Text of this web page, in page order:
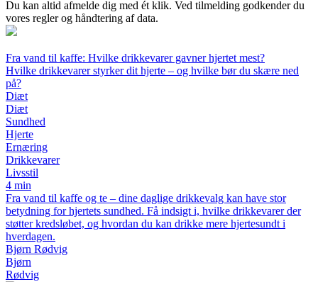
Du kan altid afmelde dig med ét klik. Ved tilmelding godkender du
vores regler og håndtering af data.
Fra vand til kaffe: Hvilke drikkevarer gavner hjertet mest?
Hvilke drikkevarer styrker dit hjerte – og hvilke bør du skære ned
på?
Diæt
Diæt
Sundhed
Hjerte
Ernæring
Drikkevarer
Livsstil
4 min
Fra vand til kaffe og te – dine daglige drikkevalg kan have stor
betydning for hjertets sundhed. Få indsigt i, hvilke drikkevarer der
støtter kredsløbet, og hvordan du kan drikke mere hjertesundt i
hverdagen.
Bjørn Rødvig
Bjørn
Rødvig